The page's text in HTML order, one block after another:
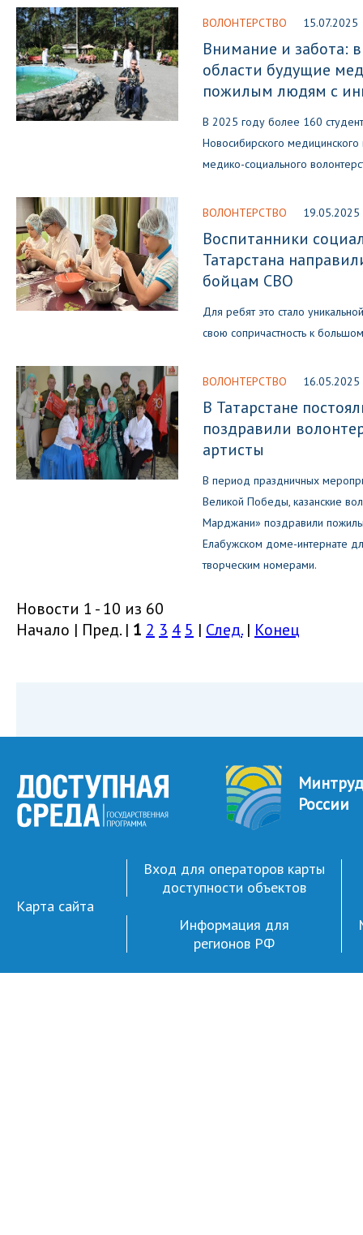
ВОЛОНТЕРСТВО 15.07.2025
Внимание и забота:
области будущие
пожилым людям с
В 2025 году более 160
Новосибирского медицинского
медико-социального
ВОЛОНТЕРСТВО 19.05.2025
Воспитанники
Татарстана
бойцам СВО
Для ребят это стало
свою сопричастность к
ВОЛОНТЕРСТВО 16.05.2025
В Татарстане
поздравили
артисты
В период праздничных
Великой Победы, казанские
Марджани» поздравили
Елабужском доме-интернате
творческим номерами.
Новости 1 - 10 из 60
Начало | Пред. | 1 2 3 4 5 | След.| Конец
Минтруд
России
Карта сайта
Вход для операторов карты
доступности объектов
Информация для
регионов РФ